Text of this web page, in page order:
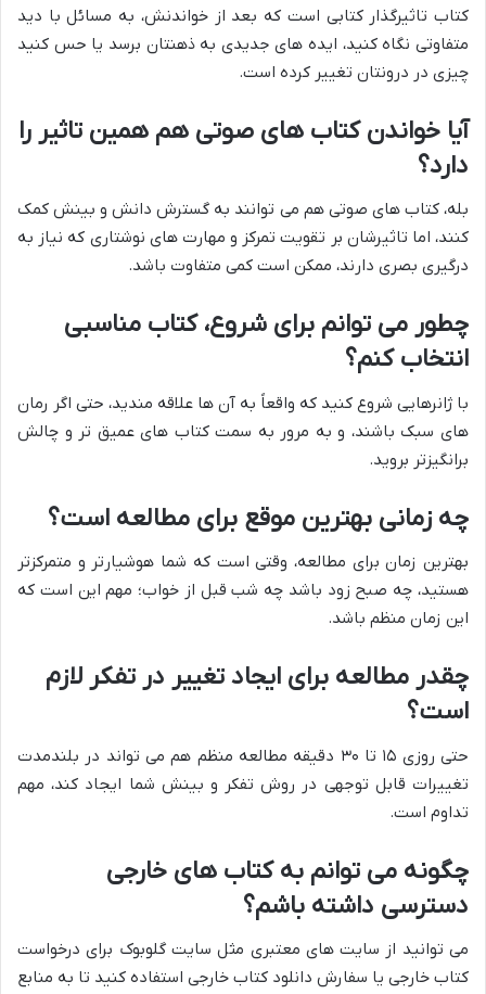
کتاب تاثیرگذار کتابی است که بعد از خواندنش، به مسائل با دید
متفاوتی نگاه کنید، ایده های جدیدی به ذهنتان برسد یا حس کنید
چیزی در درونتان تغییر کرده است.
آیا خواندن کتاب های صوتی هم همین تاثیر را
دارد؟
بله، کتاب های صوتی هم می توانند به گسترش دانش و بینش کمک
کنند، اما تاثیرشان بر تقویت تمرکز و مهارت های نوشتاری که نیاز به
درگیری بصری دارند، ممکن است کمی متفاوت باشد.
چطور می توانم برای شروع، کتاب مناسبی
انتخاب کنم؟
با ژانرهایی شروع کنید که واقعاً به آن ها علاقه مندید، حتی اگر رمان
های سبک باشند، و به مرور به سمت کتاب های عمیق تر و چالش
برانگیزتر بروید.
چه زمانی بهترین موقع برای مطالعه است؟
بهترین زمان برای مطالعه، وقتی است که شما هوشیارتر و متمرکزتر
هستید، چه صبح زود باشد چه شب قبل از خواب؛ مهم این است که
این زمان منظم باشد.
چقدر مطالعه برای ایجاد تغییر در تفکر لازم
است؟
حتی روزی ۱۵ تا ۳۰ دقیقه مطالعه منظم هم می تواند در بلندمدت
تغییرات قابل توجهی در روش تفکر و بینش شما ایجاد کند، مهم
تداوم است.
چگونه می توانم به کتاب های خارجی
دسترسی داشته باشم؟
می توانید از سایت های معتبری مثل سایت گلوبوک برای درخواست
کتاب خارجی یا سفارش دانلود کتاب خارجی استفاده کنید تا به منابع